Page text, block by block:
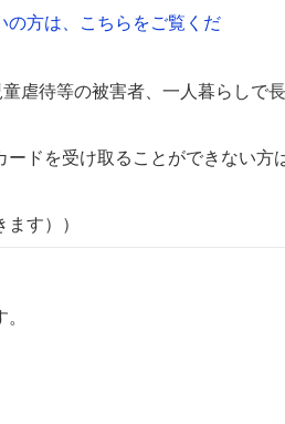
の方は、こちらをご覧くだ
虐待等の被害者、一人暮らしで
ドを受け取ることができない方
す））